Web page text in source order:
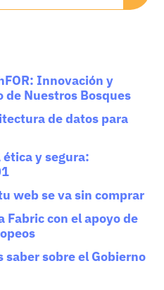
Innovación y
de Nuestros Bosques
de datos para
y segura:
web se va sin comprar
Fabric con el apoyo de
saber sobre el Gobierno